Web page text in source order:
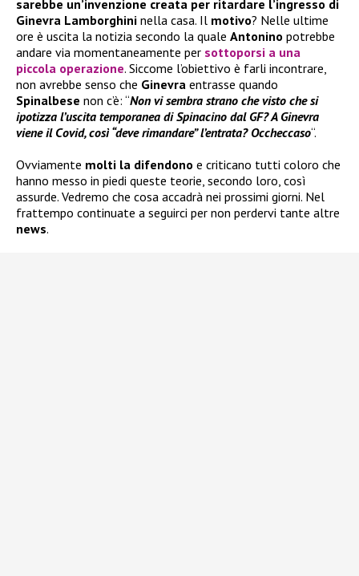
sarebbe un’invenzione creata per ritardare l’ingresso di
Ginevra Lamborghini nella casa. Il motivo? Nelle ultime
ore è uscita la notizia secondo la quale Antonino potrebbe
andare via momentaneamente per sottoporsi a una
piccola operazione. Siccome l’obiettivo è farli incontrare,
non avrebbe senso che Ginevra entrasse quando
Spinalbese non c’è: “Non vi sembra strano che visto che si
ipotizza l’uscita temporanea di Spinacino dal GF? A Ginevra
viene il Covid, così “deve rimandare” l’entrata? Occheccaso“.
Ovviamente molti la difendono e criticano tutti coloro che
hanno messo in piedi queste teorie, secondo loro, così
assurde. Vedremo che cosa accadrà nei prossimi giorni. Nel
frattempo continuate a seguirci per non perdervi tante altre
news.